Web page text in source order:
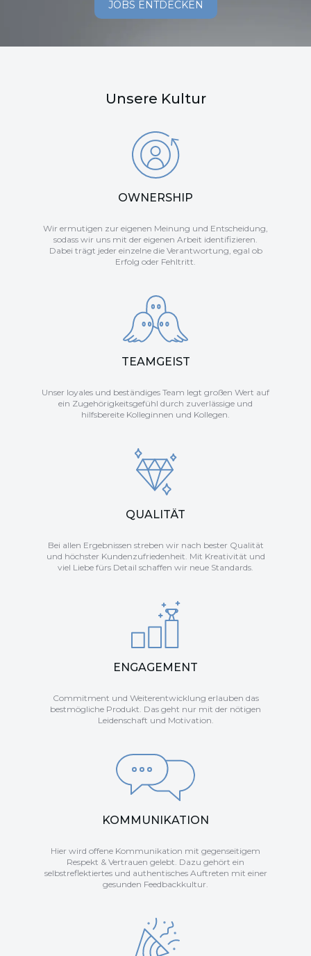
JOBS ENTDECKEN
Unsere Kultur
OWNERSHIP
Wir ermutigen zur eigenen Meinung und Entscheidung,
sodass wir uns mit der eigenen Arbeit identifizieren.
Dabei trägt jeder einzelne die Verantwortung, egal ob
Erfolg oder Fehltritt.
TEAMGEIST
Unser loyales und beständiges Team legt großen Wert auf
ein Zugehörigkeitsgefühl durch zuverlässige und
hilfsbereite Kolleginnen und Kollegen.
QUALITÄT
Bei allen Ergebnissen streben wir nach bester Qualität
und höchster Kundenzufriedenheit. Mit Kreativität und
viel Liebe fürs Detail schaffen wir neue Standards.
ENGAGEMENT
Commitment und Weiterentwicklung erlauben das
bestmögliche Produkt. Das geht nur mit der nötigen
Leidenschaft und Motivation.
KOMMUNIKATION
Hier wird offene Kommunikation mit gegenseitigem
Respekt & Vertrauen gelebt. Dazu gehört ein
selbstreflektiertes und authentisches Auftreten mit einer
gesunden Feedbackkultur.